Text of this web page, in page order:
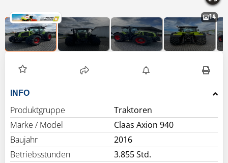
14
INFO
Produktgruppe
Traktoren
Marke / Model
Claas Axion 940
Baujahr
2016
Betriebsstunden
3.855 Std.